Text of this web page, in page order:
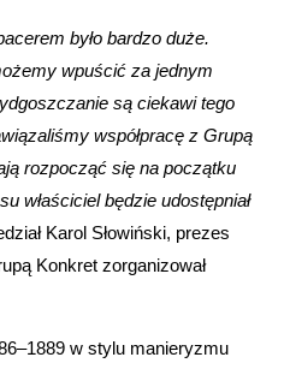
było bardzo duże.
wpuścić za jednym
są ciekawi tego
współpracę z Grupą
rozpocząć się na początku
właściciel będzie udostępniał
Karol Słowiński, prezes
Konkret zorganizował
w stylu manieryzmu